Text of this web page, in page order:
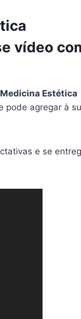
vídeo
Estética
pode agregar à
e se